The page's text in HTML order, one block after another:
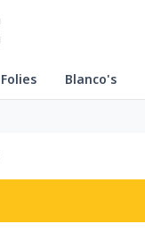
Folies Blanco's